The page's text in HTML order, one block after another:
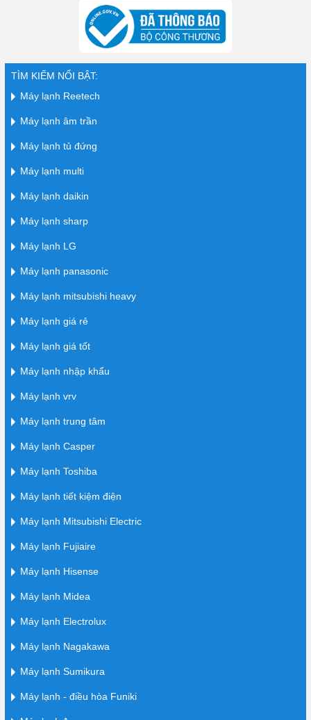
TÌM KIẾM NỔI BẬT:
Máy lạnh Reetech
Máy lạnh âm trần
Máy lạnh tủ đứng
Máy lạnh multi
Máy lạnh daikin
Máy lạnh sharp
Máy lạnh LG
Máy lạnh panasonic
Máy lạnh mitsubishi heavy
Máy lạnh giá rẻ
Máy lạnh giá tốt
Máy lạnh nhập khẩu
Máy lạnh vrv
Máy lạnh trung tâm
Máy lạnh Casper
Máy lạnh Toshiba
Máy lạnh tiết kiệm điện
Máy lạnh Mitsubishi Electric
Máy lạnh Fujiaire
Máy lạnh Hisense
Máy lạnh Midea
Máy lạnh Electrolux
Máy lạnh Nagakawa
Máy lạnh Sumikura
Máy lạnh - điều hòa Funiki